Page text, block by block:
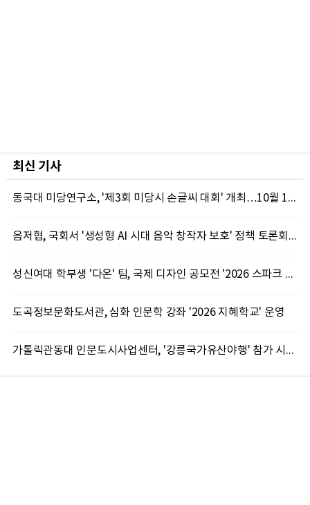
최신 기사
동국대 미당연구소, '제3회 미당시 손글씨 대회' 개최…10월 12일까지 접수
음저협, 국회서 '생성형 AI 시대 음악 창작자 보호' 정책 토론회 10일 개최
성신여대 학부생 '다온' 팀, 국제 디자인 공모전 '2026 스파크 어워드' 동상 수상
도곡정보문화도서관, 심화 인문학 강좌 '2026 지혜학교' 운영
가톨릭관동대 인문도시사업센터, '강릉국가유산야행' 참가 시민 15명 모집